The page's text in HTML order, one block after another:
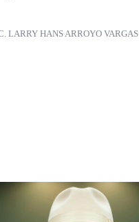
LARRY HANS ARROYO VARGAS